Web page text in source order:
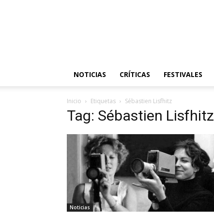
NOTICIAS CRÍTICAS FESTIVALES
Inicio Etiquetas Sébastien Lisfhitz
Tag: Sébastien Lisfhitz
Noticias